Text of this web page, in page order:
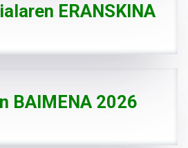
ERANSKINA
BAIMENA 2026